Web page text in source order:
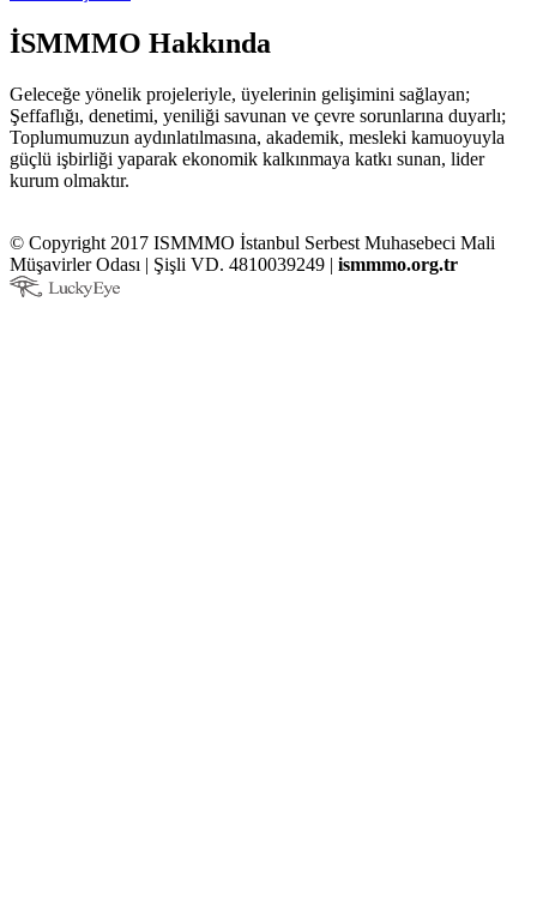
İSMMMO Hakkında
Geleceğe yönelik projeleriyle, üyelerinin gelişimini sağlayan;
Şeffaflığı, denetimi, yeniliği savunan ve çevre sorunlarına duyarlı;
Toplumumuzun aydınlatılmasına, akademik, mesleki kamuoyuyla
güçlü işbirliği yaparak ekonomik kalkınmaya katkı sunan, lider
kurum olmaktır.
© Copyright 2017 ISMMMO İstanbul Serbest Muhasebeci Mali
Müşavirler Odası | Şişli VD. 4810039249 | ismmmo.org.tr